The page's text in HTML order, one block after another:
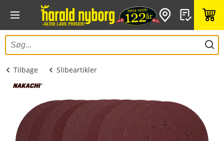
Tilbage Slibeartikler